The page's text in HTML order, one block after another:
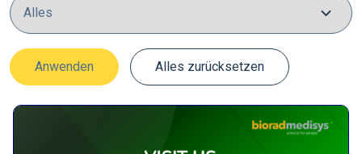
Anwenden Alles zurücksetzen